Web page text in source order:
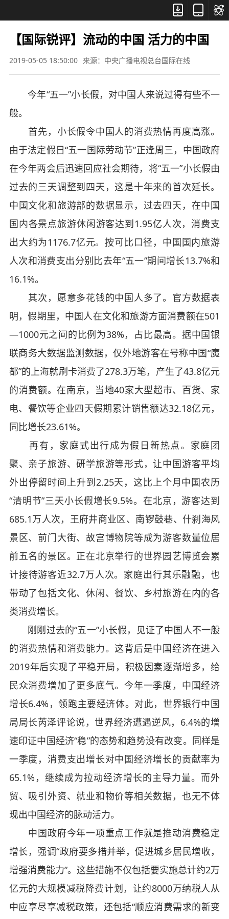



【国际锐评】流动的中国 活力的中国
2019-05-05 18:50:00 来源：中央广播电视总台国际在线
今年“五一”小长假，对中国人来说过得有些不一
般。
首先，小长假令中国人的消费热情再度高涨。
由于法定假日“五一国际劳动节”正逢周三，中国政府
在今年两会后迅速回应社会期待，将“五一”小长假由
过去的三天调整到四天，这是十年来的首次延长。
中国文化和旅游部的数据显示，过去四天，在中国
国内各景点旅游休闲游客达到1.95亿人次，消费支
出大约为1176.7亿元。按可比口径，中国国内旅游
人次和消费支出分别比去年“五一”期间增长13.7%和
16.1%。
其次，愿意多花钱的中国人多了。官方数据表
明，假期里，中国人在文化和旅游方面消费额在501
—1000元之间的比例为38%，占比最高。据中国银
联商务大数据监测数据，仅外地游客在号称中国“魔
都”的上海就刷卡消费了278.3万笔，产生了43.8亿元
的消费额。在南京，当地40家大型超市、百货、家
电、餐饮等企业四天假期累计销售额达32.18亿元，
同比增长23.61%。
再有，家庭式出行成为假日新热点。家庭团
聚、亲子旅游、研学旅游等形式，让中国游客平均
外出停留时间上升到2.25天，这比上个月中国农历
“清明节”三天小长假增长9.5%。在北京，游客达到
685.1万人次，王府井商业区、南锣鼓巷、什刹海风
景区、前门大街、故宫博物院等成为游客数量位居
前五名的景区。正在北京举行的世界园艺博览会累
计接待游客近32.7万人次。家庭出行其乐融融，也
带动了包括文化、休闲、餐饮、乡村旅游在内的各
类消费增长。
刚刚过去的“五一”小长假，见证了中国人不一般
的消费热情和消费能力。这背后是中国经济在进入
2019年后实现了平稳开局，积极因素逐渐增多，给
民众消费增加了更多底气。今年一季度，中国经济
增长6.4%，领跑主要经济体。对此，世界银行中国
局局长芮泽评论说，世界经济遭遇逆风，6.4%的增
速印证中国经济“稳”的态势和趋势没有改变。同样是
一季度，消费支出增长对中国经济增长的贡献率为
65.1%，继续成为拉动经济增长的主导力量。而外
贸、吸引外资、就业和物价等相关数据，也无不体
现出中国经济的脉动活力。
中国政府今年一项重点工作就是推动消费稳定
增长，强调“政府要多措并举，促进城乡居民增收，
增强消费能力”。这些措施不仅包括要实施总计约2万
亿元的大规模减税降费计划，让约8000万纳税人从
中应享尽享减税政策，还包括“顺应消费需求的新变